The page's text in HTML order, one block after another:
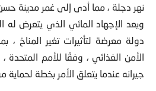
نهر دجلة ، مما أدى إلى غمر مدينة
ويعد الإجهاد المائي الذي يتعرض
دولة معرضة لتأثيرات تغير المناخ ،
الأمن الغذائي ، وفقًا للأمم
جيرانه عندما يتعلق الأمر بخطة لحماية